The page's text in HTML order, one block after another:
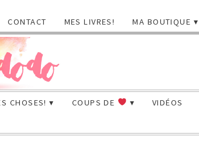
CONTACT MES LIVRES! MA BOUTIQUE
CHOSES! COUPS DE
VIDÉOS